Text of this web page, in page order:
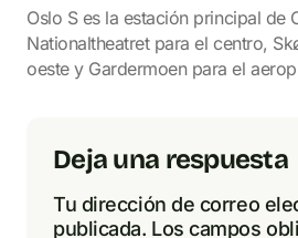
Oslo S es la estación principal de
Nationaltheatret para el centro,
oeste y Gardermoen para el
Deja una respuesta
Tu dirección de correo
publicada. Los campos